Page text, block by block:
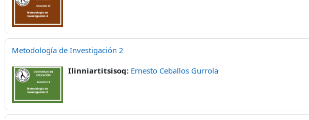
Metodología de Investigación 2
Ilinniartitsisoq: Ernesto Ceballos Gurrola